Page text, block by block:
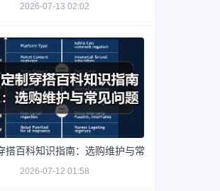
2026-07-13 02:02
搭百科知识指南：选购维护与常见问题解析2026
2026-07-12 01:58